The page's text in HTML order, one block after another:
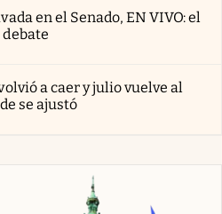
en el Senado, EN VIVO: el
a caer y julio vuelve al
se ajustó